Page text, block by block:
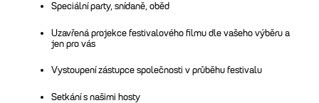
Speciální party, snídaně, oběd
Uzavřená projekce festivalového filmu dle vašeho výběru a
jen pro vás
Vystoupení zástupce společnosti v průběhu festivalu
Setkání s našimi hosty